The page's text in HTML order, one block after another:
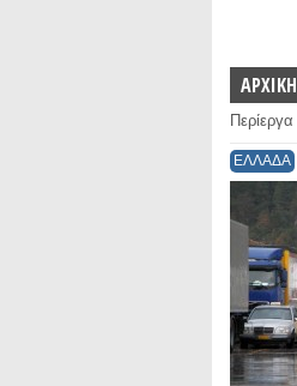
ΑΡΧΙΚΗ
Περίεργα
ΕΛΛΑΔΑ